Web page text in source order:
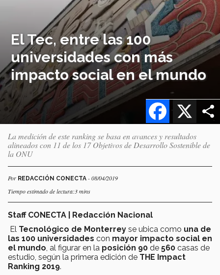
El Tec, entre las 100
universidades con más
impacto social en el mundo
X
Facebook
La medición de este ranking se basa en avances y resultados
alineados con 11 de los 17 Objetivos de Desarrollo Sostenible de
la ONU
Por REDACCIÓN CONECTA - 08/04/2019
Tiempo estimado de lectura:3 mins
Staff CONECTA | Redacción Nacional
El Tecnológico de Monterrey se ubica como una de
las 100 universidades con mayor impacto social en
el mundo , al figurar en la posición 90 de 560 casas de
estudio, según la primera edición de THE Impact
Ranking 2019.